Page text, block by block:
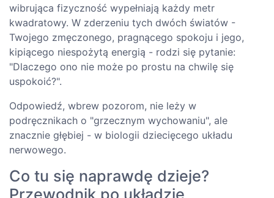
wibrująca fizyczność wypełniają każdy metr
kwadratowy. W zderzeniu tych dwóch światów -
Twojego zmęczonego, pragnącego spokoju i jego,
kipiącego niespożytą energią - rodzi się pytanie:
"Dlaczego ono nie może po prostu na chwilę się
uspokoić?".
Odpowiedź, wbrew pozorom, nie leży w
podręcznikach o "grzecznym wychowaniu", ale
znacznie głębiej - w biologii dziecięcego układu
nerwowego.
Co tu się naprawdę dzieje?
Przewodnik po układzie